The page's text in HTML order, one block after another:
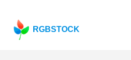
RGBSTOCK